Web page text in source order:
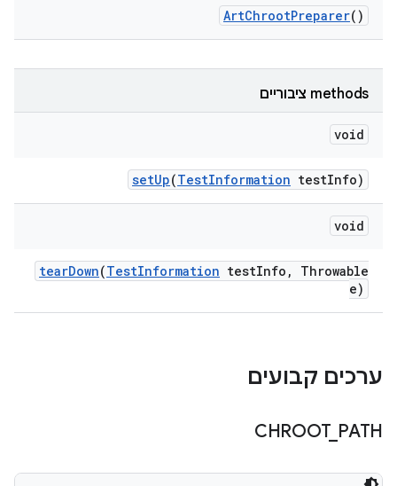
ArtChrootPreparer()
‫methods ציבוריים
void
setUp(TestInformation testInfo)
void
tearDown(TestInformation testInfo ,
Throwable
e)
ערכים קבועים
CHROOT_ PATH